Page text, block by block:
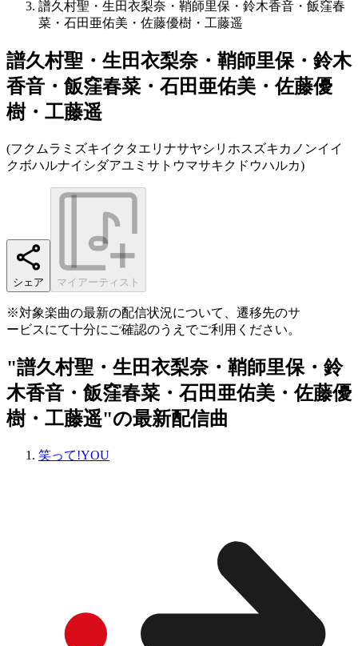
譜久村聖・生田衣梨奈・鞘師里保・鈴木香音・飯窪春
菜・石田亜佑美・佐藤優樹・工藤遥
譜久村聖・生田衣梨奈・鞘師里保・鈴木
香音・飯窪春菜・石田亜佑美・佐藤優
樹・工藤遥
(フクムラミズキイクタエリナサヤシリホスズキカノンイイ
クボハルナイシダアユミサトウマサキクドウハルカ)
シェア マイアーティスト
※対象楽曲の最新の配信状況について、遷移先のサ
ービスにて十分にご確認のうえでご利用ください。
"譜久村聖・生田衣梨奈・鞘師里保・鈴
木香音・飯窪春菜・石田亜佑美・佐藤優
樹・工藤遥"の最新配信曲
笑って!YOU